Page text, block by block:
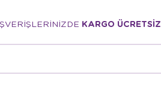
KARGO ÜCRETSİZ